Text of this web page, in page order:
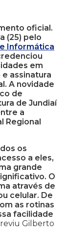
oficial.
(25) pelo
Informática
em
assinatura
A novidade
de
de Jundiaí
a
Regional
os
a eles,
grande
O
através de
celular. De
as rotinas
facilidade
Gilberto